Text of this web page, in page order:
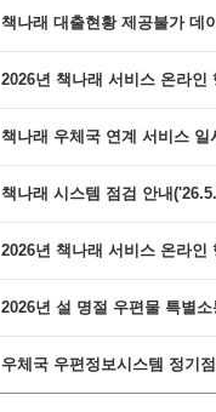
책나래 대출현황 제공불가 데
2026년 책나래 서비스 온라인
책나래 우체국 연계 서비스
책나래 시스템 점검 안내
2026년 책나래 서비스 온라인
2026년 설 명절 우편물 특별
우체국 우편정보시스템 정기